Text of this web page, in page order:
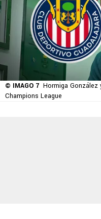
© IMAGO 7 Hormiga González
Champions League